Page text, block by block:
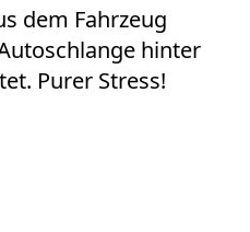
dem Fahrzeug
hinter
Purer Stress!